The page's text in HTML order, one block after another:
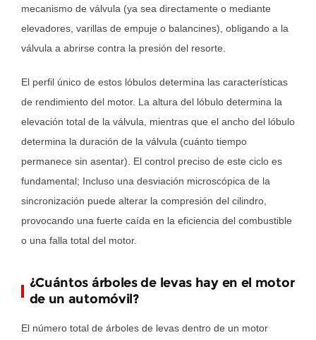
son
malos
para
longevidad
de
su
automóvil?
3.1
La
realidad
de
las
de
las
de
mecanismo de válvula (ya sea directamente o mediante
elevadores, varillas de empuje o balancines), obligando a la
válvula a abrirse contra la presión del resorte.
El perfil único de estos lóbulos determina las características
de rendimiento del motor. La altura del lóbulo determina la
elevación total de la válvula, mientras que el ancho del lóbulo
determina la duración de la válvula (cuánto tiempo
permanece sin asentar). El control preciso de este ciclo es
fundamental; Incluso una desviación microscópica de la
sincronización puede alterar la compresión del cilindro,
provocando una fuerte caída en la eficiencia del combustible
o una falla total del motor.
¿Cuántos árboles de levas hay en el motor
de un automóvil?
El número total de árboles de levas dentro de un motor